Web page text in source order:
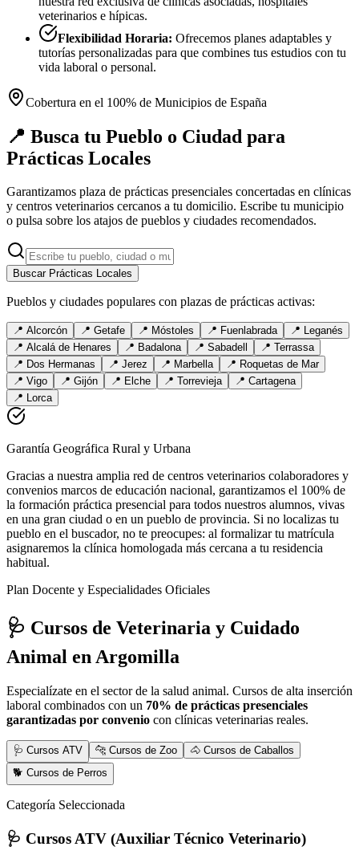
veterinarios e hípicas.
Flexibilidad Horaria: Ofrecemos planes adaptables y
tutorías personalizadas para que combines tus estudios con tu
vida laboral o personal.
Cobertura en el 100% de Municipios de España
📍 Busca tu Pueblo o Ciudad para
Prácticas Locales
Garantizamos plaza de prácticas presenciales concertadas en clínicas
y centros veterinarios cercanos a tu domicilio. Escribe tu municipio
o pulsa sobre los atajos de pueblos y ciudades recomendados.
Buscar Prácticas Locales
Pueblos y ciudades populares con plazas de prácticas activas:
📍 Alcorcón 📍 Getafe 📍 Móstoles 📍 Fuenlabrada 📍 Leganés
📍 Alcalá de Henares 📍 Badalona 📍 Sabadell 📍 Terrassa
📍 Dos Hermanas 📍 Jerez 📍 Marbella 📍 Roquetas de Mar
📍 Vigo 📍 Gijón 📍 Elche 📍 Torrevieja 📍 Cartagena
📍 Lorca
Garantía Geográfica Rural y Urbana
Gracias a nuestra amplia red de centros veterinarios colaboradores y
convenios marcos de educación nacional, garantizamos el 100% de
la formación práctica presencial para todos nuestros alumnos, vivas
en una gran ciudad o en un pueblo de provincia. Si no localizas tu
pueblo en el buscador, no te preocupes: al formalizar tu matrícula
asignaremos la clínica homologada más cercana a tu residencia
habitual.
Plan Docente y Especialidades Oficiales
🩺 Cursos de Veterinaria y Cuidado
Animal en Argomilla
Especialízate en el sector de la salud animal. Cursos de alta inserción
laboral combinados con un 70% de prácticas presenciales
garantizadas por convenio con clínicas veterinarias reales.
🩺 Cursos ATV 🐆 Cursos de Zoo
🐴 Cursos de Caballos
🐕 Cursos de Perros
Categoría Seleccionada
🩺 Cursos ATV (Auxiliar Técnico Veterinario)